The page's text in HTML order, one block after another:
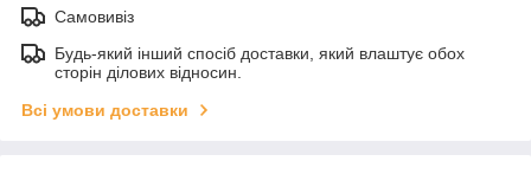
Самовивіз
Будь-який інший спосіб доставки, який влаштує обох
сторін ділових відносин.
Всі умови доставки